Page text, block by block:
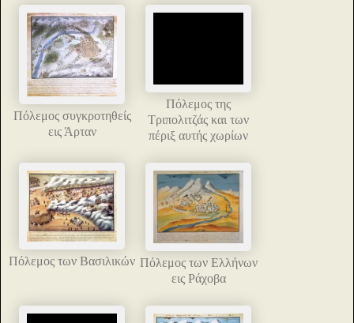
Πόλεμος συγκροτηθείς
εις Άρταν
Πόλεμος της
Τριπολιτζάς και των
πέριξ αυτής χωρίων
Πόλεμος των Βασιλικών Πόλεμος των Ελλήνων
εις Ράχοβα